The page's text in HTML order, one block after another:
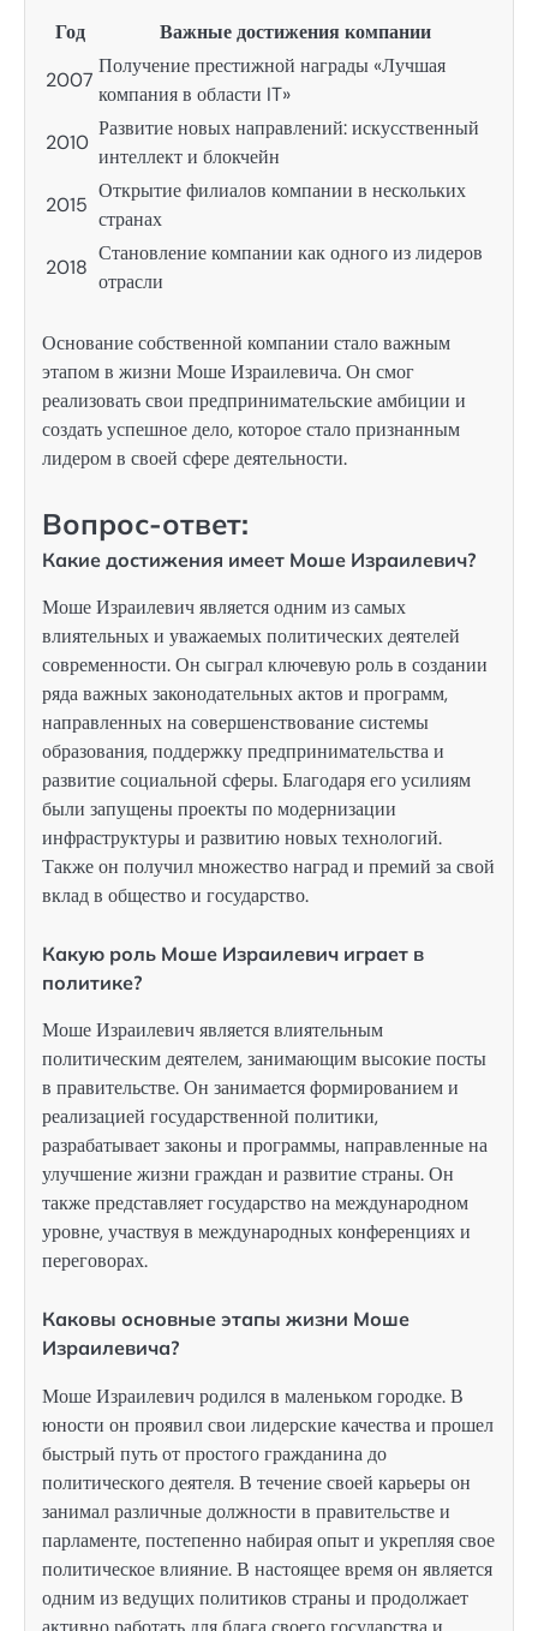
Год
Важные достижения компании
2007
Получение престижной награды «Лучшая
компания в области IT»
2010
Развитие новых направлений: искусственный
интеллект и блокчейн
2015
Открытие филиалов компании в нескольких
странах
2018
Становление компании как одного из лидеров
отрасли
Основание собственной компании стало важным
этапом в жизни Моше Израилевича. Он смог
реализовать свои предпринимательские амбиции и
создать успешное дело, которое стало признанным
лидером в своей сфере деятельности.
Вопрос-ответ:
Какие достижения имеет Моше Израилевич?
Моше Израилевич является одним из самых
влиятельных и уважаемых политических деятелей
современности. Он сыграл ключевую роль в создании
ряда важных законодательных актов и программ,
направленных на совершенствование системы
образования, поддержку предпринимательства и
развитие социальной сферы. Благодаря его усилиям
были запущены проекты по модернизации
инфраструктуры и развитию новых технологий.
Также он получил множество наград и премий за свой
вклад в общество и государство.
Какую роль Моше Израилевич играет в
политике?
Моше Израилевич является влиятельным
политическим деятелем, занимающим высокие посты
в правительстве. Он занимается формированием и
реализацией государственной политики,
разрабатывает законы и программы, направленные на
улучшение жизни граждан и развитие страны. Он
также представляет государство на международном
уровне, участвуя в международных конференциях и
переговорах.
Каковы основные этапы жизни Моше
Израилевича?
Моше Израилевич родился в маленьком городке. В
юности он проявил свои лидерские качества и прошел
быстрый путь от простого гражданина до
политического деятеля. В течение своей карьеры он
занимал различные должности в правительстве и
парламенте, постепенно набирая опыт и укрепляя свое
политическое влияние. В настоящее время он является
одним из ведущих политиков страны и продолжает